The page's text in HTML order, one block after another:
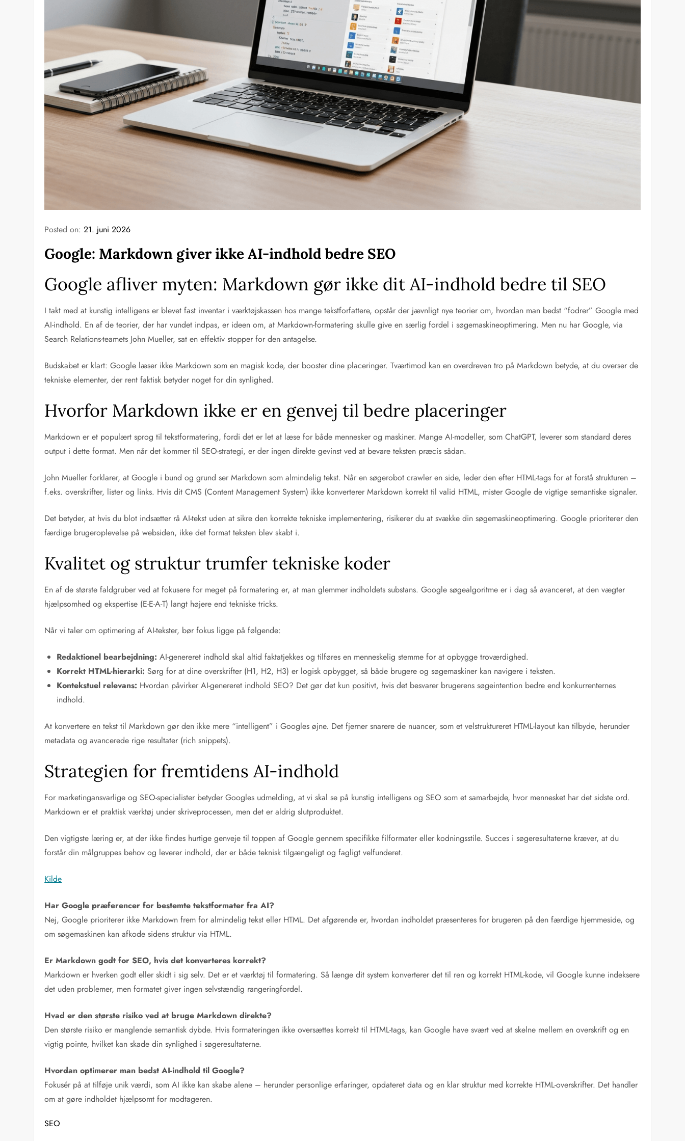
Posted on:21. juni 2026
Google: Markdown giver ikke AI-indhold bedre SEO
Google afliver myten: Markdown gør ikke dit AI-indhold bedre til SEO
I takt med at kunstig intelligens er blevet fast inventar i værktøjskassen hos mange tekstforfattere, opstår der jævnligt nye teorier om, hvordan man bedst “fodrer” Google med
AI-indhold. En af de teorier, der har vundet indpas, er ideen om, at Markdown-formatering skulle give en særlig fordel i søgemaskineoptimering. Men nu har Google, via
Search Relations-teamets John Mueller, sat en effektiv stopper for den antagelse.
Budskabet er klart: Google læser ikke Markdown som en magisk kode, der booster dine placeringer. Tværtimod kan en overdreven tro på Markdown betyde, at du overser de
tekniske elementer, der rent faktisk betyder noget for din synlighed.
Hvorfor Markdown ikke er en genvej til bedre placeringer
Markdown er et populært sprog til tekstformatering, fordi det er let at læse for både mennesker og maskiner. Mange AI-modeller, som ChatGPT, leverer som standard deres
output i dette format. Men når det kommer til SEO-strategi, er der ingen direkte gevinst ved at bevare teksten præcis sådan.
John Mueller forklarer, at Google i bund og grund ser Markdown som almindelig tekst. Når en søgerobot crawler en side, leder den efter HTML-tags for at forstå strukturen –
f.eks. overskrifter, lister og links. Hvis dit CMS (Content Management System) ikke konverterer Markdown korrekt til valid HTML, mister Google de vigtige semantiske signaler.
Det betyder, at hvis du blot indsætter rå AI-tekst uden at sikre den korrekte tekniske implementering, risikerer du at svække din søgemaskineoptimering. Google prioriterer den
færdige brugeroplevelse på websiden, ikke det format teksten blev skabt i.
Kvalitet og struktur trumfer tekniske koder
En af de største faldgruber ved at fokusere for meget på formatering er, at man glemmer indholdets substans. Google søgealgoritme er i dag så avanceret, at den vægter
hjælpsomhed og ekspertise (E-E-A-T) langt højere end tekniske tricks.
Når vi taler om optimering af AI-tekster, bør fokus ligge på følgende:
Redaktionel bearbejdning: AI-genereret indhold skal altid faktatjekkes og tilføres en menneskelig stemme for at opbygge troværdighed.
Korrekt HTML-hierarki: Sørg for at dine overskrifter (H1, H2, H3) er logisk opbygget, så både brugere og søgemaskiner kan navigere i teksten.
Kontekstuel relevans: Hvordan påvirker AI-genereret indhold SEO? Det gør det kun positivt, hvis det besvarer brugerens søgeintention bedre end konkurrenternes
indhold.
At konvertere en tekst til Markdown gør den ikke mere “intelligent” i Googles øjne. Det fjerner snarere de nuancer, som et velstruktureret HTML-layout kan tilbyde, herunder
metadata og avancerede rige resultater (rich snippets).
Strategien for fremtidens AI-indhold
For marketingansvarlige og SEO-specialister betyder Googles udmelding, at vi skal se på kunstig intelligens og SEO som et samarbejde, hvor mennesket har det sidste ord.
Markdown er et praktisk værktøj under skriveprocessen, men det er aldrig slutproduktet.
Den vigtigste læring er, at der ikke findes hurtige genveje til toppen af Google gennem specifikke filformater eller kodningsstile. Succes i søgeresultaterne kræver, at du
forstår din målgruppes behov og leverer indhold, der er både teknisk tilgængeligt og fagligt velfunderet.
Kilde
Har Google præferencer for bestemte tekstformater fra AI?
Nej, Google prioriterer ikke Markdown frem for almindelig tekst eller HTML. Det afgørende er, hvordan indholdet præsenteres for brugeren på den færdige hjemmeside, og
om søgemaskinen kan afkode sidens struktur via HTML.
Er Markdown godt for SEO, hvis det konverteres korrekt?
Markdown er hverken godt eller skidt i sig selv. Det er et værktøj til formatering. Så længe dit system konverterer det til ren og korrekt HTML-kode, vil Google kunne indeksere
det uden problemer, men formatet giver ingen selvstændig rangeringfordel.
Hvad er den største risiko ved at bruge Markdown direkte?
Den største risiko er manglende semantisk dybde. Hvis formateringen ikke oversættes korrekt til HTML-tags, kan Google have svært ved at skelne mellem en overskrift og en
vigtig pointe, hvilket kan skade din synlighed i søgeresultaterne.
Hvordan optimerer man bedst AI-indhold til Google?
Fokusér på at tilføje unik værdi, som AI ikke kan skabe alene – herunder personlige erfaringer, opdateret data og en klar struktur med korrekte HTML-overskrifter. Det handler
om at gøre indholdet hjælpsomt for modtageren.
SEO